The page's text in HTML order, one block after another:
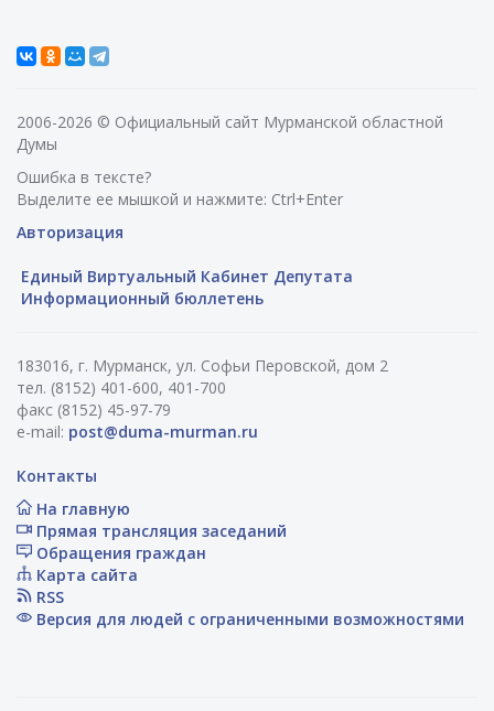
2006-2026 © Официальный сайт Мурманской областной
Думы
Ошибка в тексте?
Выделите ее мышкой и нажмите: Ctrl+Enter
Авторизация
Единый Виртуальный Кабинет Депутата
Информационный бюллетень
183016, г. Мурманск, ул. Софьи Перовской, дом 2
тел. (8152) 401-600, 401-700
факс (8152) 45-97-79
e-mail: post@duma-murman.ru
Контакты
На главную
Прямая трансляция заседаний
Обращения граждан
Карта сайта
RSS
Версия для людей с ограниченными возможностями